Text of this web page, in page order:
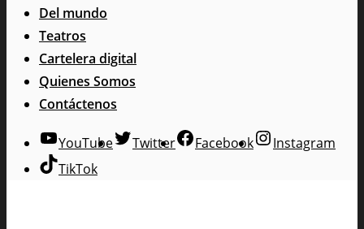
Del mundo
Teatros
Cartelera digital
Quienes Somos
Contáctenos
YouTube Twitter Facebook
Instagram
TikTok